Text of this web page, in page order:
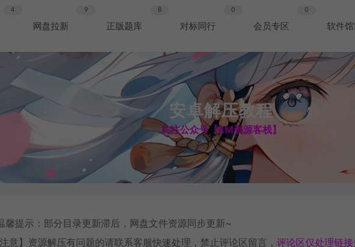
4
网盘拉新
9
正版题库
8
对标同行
0
会员专区
0
软件
安卓解压教程
关注公众号【KM资源客栈】
馨提示：部分目录更新滞后，网盘文件资源同步更新~
注意】资源解压有问题的请联系客服快速处理，禁止评论区留言，评论区仅处理链